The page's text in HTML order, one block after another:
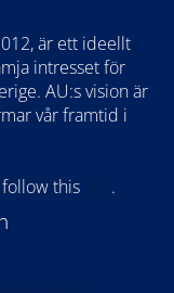
är ett ideellt
intresset för
AU:s vision är
vår framtid i
this
.